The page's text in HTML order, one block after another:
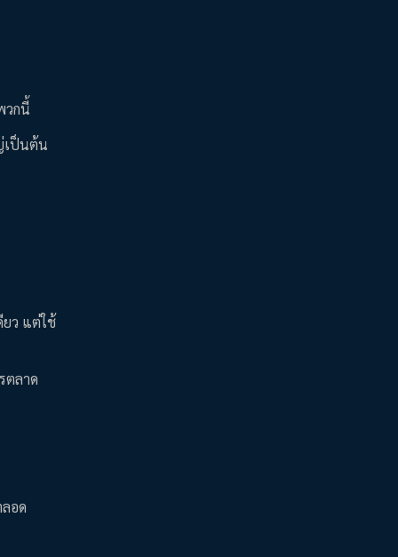
วกนี้
เป็นต้น
ยว แต่ใช้
ตลาด
อด